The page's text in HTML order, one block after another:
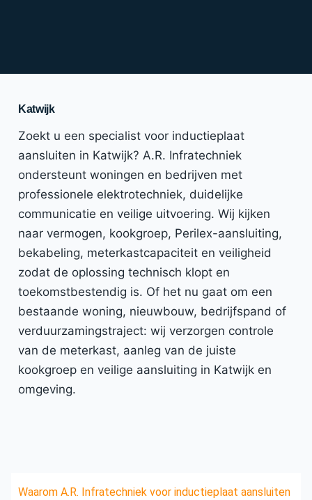
Katwijk
Zoekt u een specialist voor inductieplaat
aansluiten in Katwijk? A.R. Infratechniek
ondersteunt woningen en bedrijven met
professionele elektrotechniek, duidelijke
communicatie en veilige uitvoering. Wij kijken
naar vermogen, kookgroep, Perilex-aansluiting,
bekabeling, meterkastcapaciteit en veiligheid
zodat de oplossing technisch klopt en
toekomstbestendig is. Of het nu gaat om een
bestaande woning, nieuwbouw, bedrijfspand of
verduurzamingstraject: wij verzorgen controle
van de meterkast, aanleg van de juiste
kookgroep en veilige aansluiting in Katwijk en
omgeving.
Waarom A.R. Infratechniek voor inductieplaat aansluiten